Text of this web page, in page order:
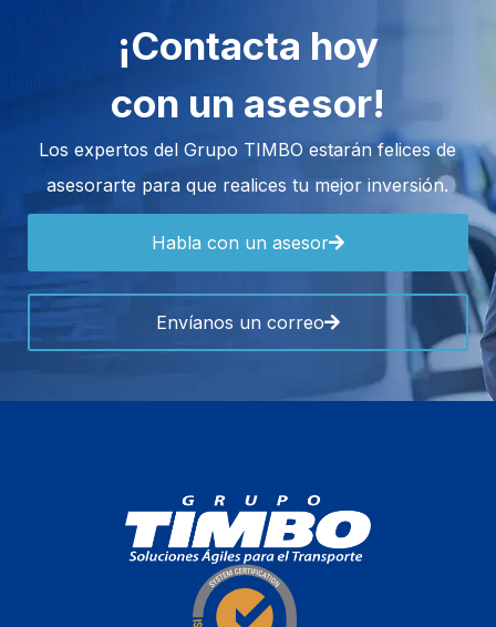
¡Contacta hoy
con un asesor!
Los expertos del Grupo TIMBO estarán felices de
asesorarte para que realices tu mejor inversión.
Habla con un asesor
Envíanos un correo